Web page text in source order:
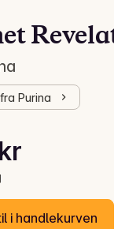
Purina
er: 25,70 kr
kr /kg
i handlekurven